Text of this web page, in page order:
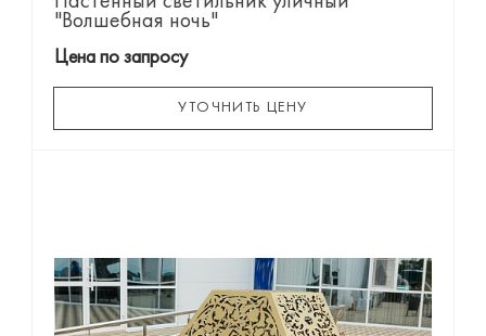
"Волшебная ночь"
Цена по запросу
УТОЧНИТЬ ЦЕНУ